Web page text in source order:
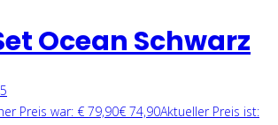
Ocean Schwarz
Preis war: € 79,90€ 74,90Aktueller Preis ist: